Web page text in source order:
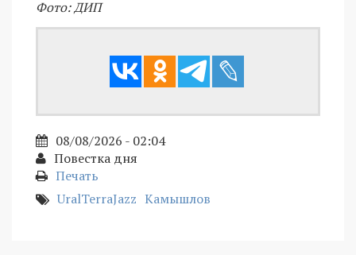
Фото: ДИП
08/08/2026 - 02:04
Повестка дня
Печать
UralTerraJazz Камышлов